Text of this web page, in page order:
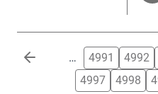
Paginación … 4991 4992
4997
4998